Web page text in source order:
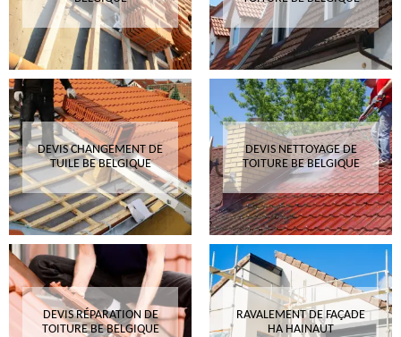
DEVIS CHANGEMENT DE
TUILE BE BELGIQUE
DEVIS NETTOYAGE DE
TOITURE BE BELGIQUE
DEVIS RÉPARATION DE
TOITURE BE BELGIQUE
RAVALEMENT DE FAÇADE
HA HAINAUT